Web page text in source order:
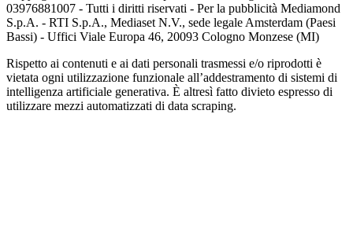
03976881007 - Tutti i diritti riservati - Per la pubblicità Mediamond
S.p.A. - RTI S.p.A., Mediaset N.V., sede legale Amsterdam (Paesi
Bassi) - Uffici Viale Europa 46, 20093 Cologno Monzese (MI)
Rispetto ai contenuti e ai dati personali trasmessi e/o riprodotti è
vietata ogni utilizzazione funzionale all’addestramento di sistemi di
intelligenza artificiale generativa. È altresì fatto divieto espresso di
utilizzare mezzi automatizzati di data scraping.